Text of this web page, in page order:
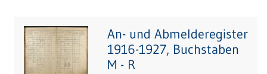
An- und Abmelderegister
1916-1927, Buchstaben
M - R